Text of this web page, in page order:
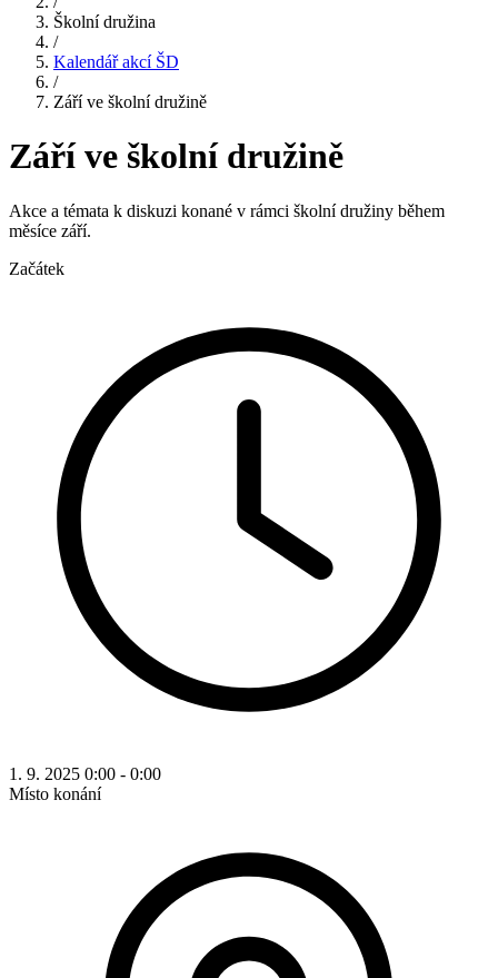
Školní družina
/
Kalendář akcí ŠD
/
Září ve školní družině
Září ve školní družině
Akce a témata k diskuzi konané v rámci školní družiny během
měsíce září.
Začátek
1. 9. 2025 0:00 - 0:00
Místo konání